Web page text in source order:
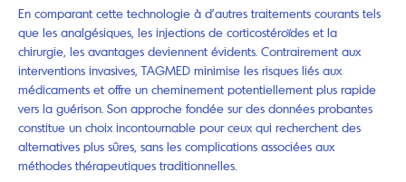
En comparant cette technologie à d’autres traitements courants tels
que les analgésiques, les injections de corticostéroïdes et la
chirurgie, les avantages deviennent évidents. Contrairement aux
interventions invasives, TAGMED minimise les risques liés aux
médicaments et offre un cheminement potentiellement plus rapide
vers la guérison. Son approche fondée sur des données probantes
constitue un choix incontournable pour ceux qui recherchent des
alternatives plus sûres, sans les complications associées aux
méthodes thérapeutiques traditionnelles.